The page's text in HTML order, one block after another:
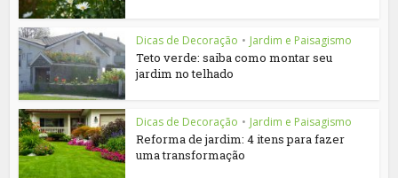
Dicas de Decoração • Jardim e Paisagismo
Teto verde: saiba como montar seu
jardim no telhado
Dicas de Decoração • Jardim e Paisagismo
Reforma de jardim: 4 itens para fazer
uma transformação